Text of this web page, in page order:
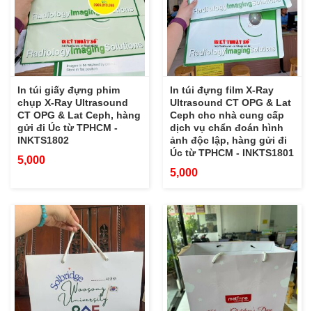
In túi giấy đựng phim
chụp X-Ray Ultrasound
CT OPG & Lat Ceph, hàng
gửi đi Úc từ TPHCM -
INKTS1802
5,000
In túi đựng film X-Ray
Ultrasound CT OPG & Lat
Ceph cho nhà cung cấp
dịch vụ chẩn đoán hình
ảnh độc lập, hàng gửi đi
Úc từ TPHCM - INKTS1801
5,000